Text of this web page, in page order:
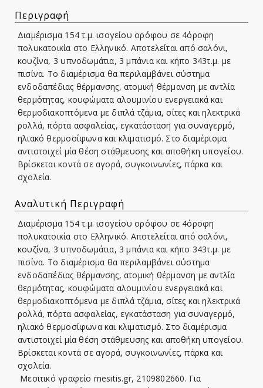
Περιγραφή
Διαμέρισμα 154 τ.μ. ισογείου ορόφου σε 4όροφη
πολυκατοικία στο Ελληνικό. Αποτελείται από σαλόνι,
κουζίνα, 3 υπνοδωμάτια, 3 μπάνια και κήπο 343τ.μ. με
πισίνα. Το διαμέρισμα θα περιλαμβάνει σύστημα
ενδοδαπέδιας θέρμανσης, ατομική θέρμανση με αντλία
θερμότητας, κουφώματα αλουμινίου ενεργειακά και
θερμοδιακοπτόμενα με διπλά τζάμια, σίτες και ηλεκτρικά
ρολλά, πόρτα ασφαλείας, εγκατάσταση για συναγερμό,
ηλιακό θερμοσίφωνα και κλιματισμό. Στο διαμέρισμα
αντιστοιχεί μία θέση στάθμευσης και αποθήκη υπογείου.
Βρίσκεται κοντά σε αγορά, συγκοινωνίες, πάρκα και
σχολεία.
Αναλυτική Περιγραφή
Διαμέρισμα 154 τ.μ. ισογείου ορόφου σε 4όροφη
πολυκατοικία στο Ελληνικό. Αποτελείται από σαλόνι,
κουζίνα, 3 υπνοδωμάτια, 3 μπάνια και κήπο 343τ.μ. με
πισίνα. Το διαμέρισμα θα περιλαμβάνει σύστημα
ενδοδαπέδιας θέρμανσης, ατομική θέρμανση με αντλία
θερμότητας, κουφώματα αλουμινίου ενεργειακά και
θερμοδιακοπτόμενα με διπλά τζάμια, σίτες και ηλεκτρικά
ρολλά, πόρτα ασφαλείας, εγκατάσταση για συναγερμό,
ηλιακό θερμοσίφωνα και κλιματισμό. Στο διαμέρισμα
αντιστοιχεί μία θέση στάθμευσης και αποθήκη υπογείου.
Βρίσκεται κοντά σε αγορά, συγκοινωνίες, πάρκα και
σχολεία.
Μεσιτικό γραφείο mesitis.gr, 2109802660. Για